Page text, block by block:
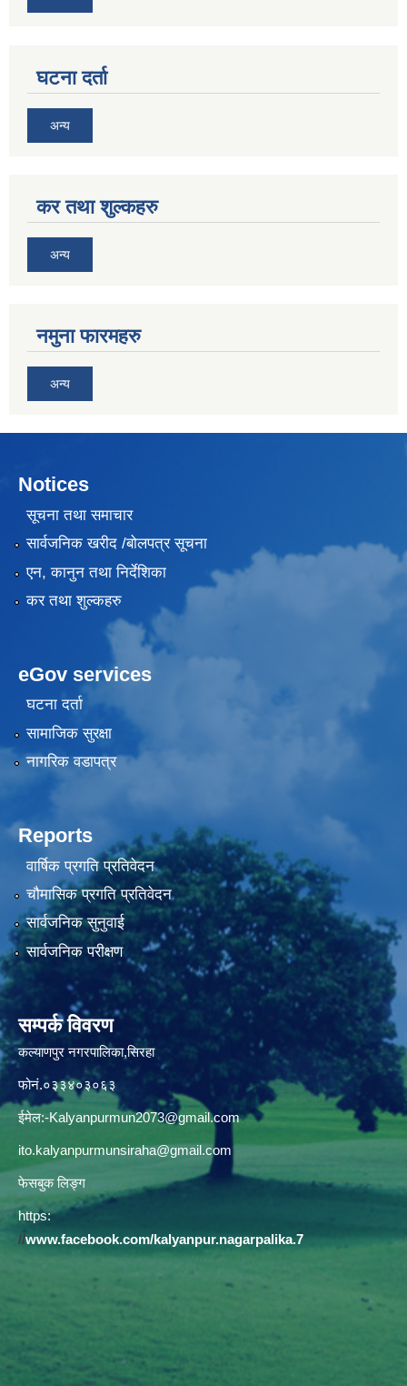
घटना दर्ता
अन्य
कर तथा शुल्कहरु
अन्य
नमुना फारमहरु
अन्य
Notices
सूचना तथा समाचार
सार्वजनिक खरीद /बोलपत्र सूचना
एन, कानुन तथा निर्देशिका
कर तथा शुल्कहरु
eGov services
घटना दर्ता
सामाजिक सुरक्षा
नागरिक वडापत्र
Reports
वार्षिक प्रगति प्रतिवेदन
चौमासिक प्रगति प्रतिवेदन
सार्वजनिक सुनुवाई
सार्वजनिक परीक्षण
सम्पर्क विवरण
कल्याणपुर नगरपालिका,सिरहा
फोनं.०३३४०३०६३
ईमेल:-Kalyanpurmun2073@gmail.com
ito.kalyanpurmunsiraha@gmail.com
फेसबुक लिङ्ग
https:
//www.facebook.com/kalyanpur.nagarpalika.7